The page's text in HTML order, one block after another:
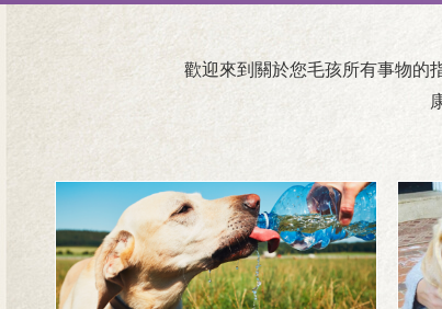
歡迎來到關於您毛孩所有事物